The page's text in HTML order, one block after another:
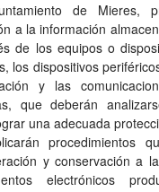
de Mieres,
a la información
de los equipos o
los dispositivos
y las
que deberán
una adecuada
procedimientos
y conservación a
electrónicos